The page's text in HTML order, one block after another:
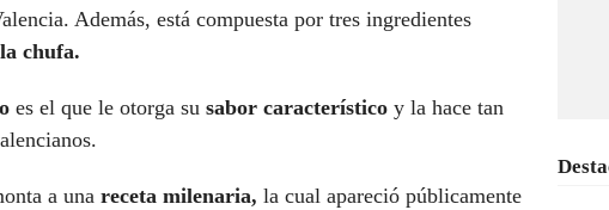
Además, está compuesta por tres ingredientes
chufa.
es el que le otorga su sabor característico y la hace tan
a una receta milenaria, la cual apareció públicamente